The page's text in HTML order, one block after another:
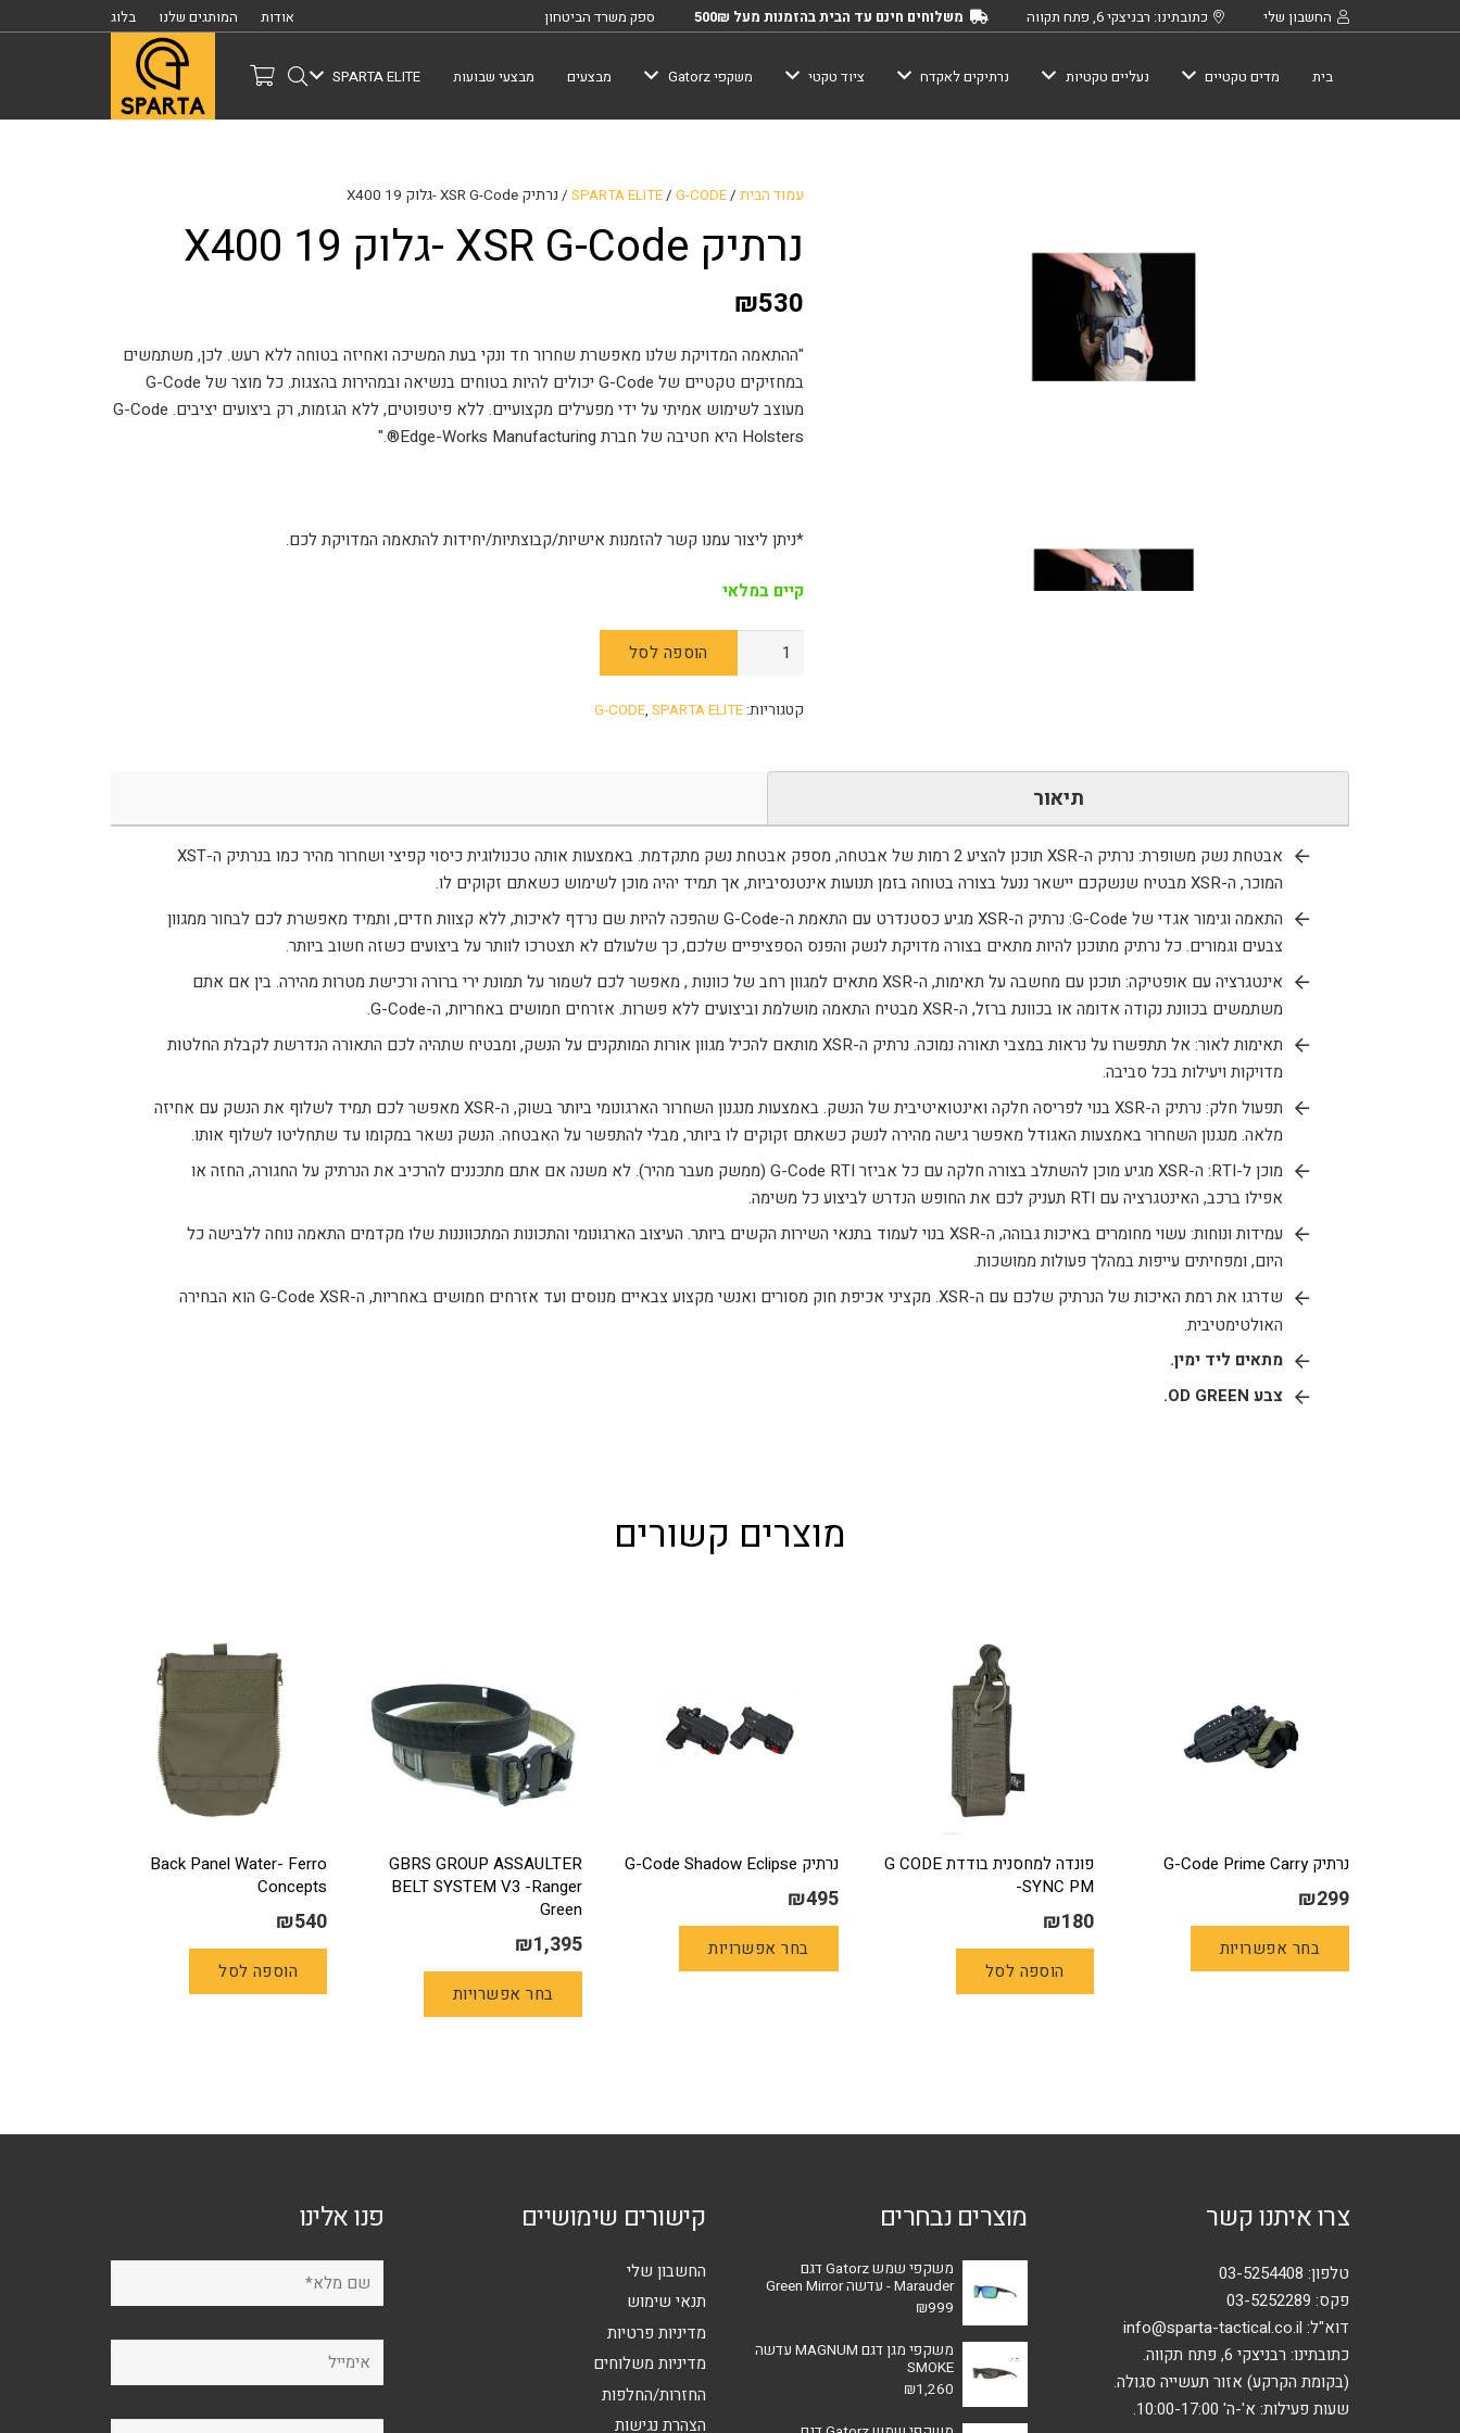
החשבון שלי כתובתינו: רבניצקי 6, פתח תקווה משלוחים חינם עד הבית בהזמנות מעל 500₪ ספק משרד הביטחון אודות המותגים שלנו בלוג
בית מדים טקטיים נעליים טקטיות נרתיקים לאקדח ציוד טקטי משקפי Gatorz מבצעים מבצעי שבועות SPARTA ELITE
עמוד הבית/
SPARTA ELITE/G-CODE / נרתיק XSR G-Code -גלוק 19 X400
נרתיק XSR G-Code -גלוק 19 X400
₪530
"ההתאמה המדויקת שלנו מאפשרת שחרור חד ונקי בעת המשיכה ואחיזה בטוחה ללא רעש. לכן, משתמשים
במחזיקים טקטיים של G-Code יכולים להיות בטוחים בנשיאה ובמהירות בהצגות. כל מוצר של G-Code
מעוצב לשימוש אמיתי על ידי מפעילים מקצועיים. ללא פיטפוטים, ללא הגזמות, רק ביצועים יציבים. G-Code
Holsters היא חטיבה של חברת Edge-Works Manufacturing®."
*ניתן ליצור עמנו קשר להזמנות אישיות/קבוצתיות/יחידות להתאמה המדויקת לכם.
קיים במלאי
Code
גלוק
הוספה לסל
קטגוריות: G-CODE,SPARTA ELITE
תיאור
אבטחת נשק משופרת: נרתיק ה-XSR תוכנן להציע 2 רמות של אבטחה, מספק אבטחת נשק מתקדמת. באמצעות אותה טכנולוגית כיסוי קפיצי ושחרור מהיר כמו בנרתיק ה-
XST
המוכר, ה-XSR מבטיח שנשקכם יישאר ננעל בצורה בטוחה בזמן תנועות אינטנסיביות, אך תמיד יהיה מוכן לשימוש כשאתם זקוקים לו.
התאמה וגימור אגדי של G-Code: נרתיק ה-XSR מגיע כסטנדרט עם התאמת ה-G-Code שהפכה להיות שם נרדף לאיכות, ללא קצוות חדים, ותמיד מאפשרת לכם לבחור ממגוון
צבעים וגמורים. כל נרתיק מתוכנן להיות מתאים בצורה מדויקת לנשק והפנס הספציפיים שלכם, כך שלעולם לא תצטרכו לוותר על ביצועים כשזה חשוב ביותר.
אינטגרציה עם אופטיקה: תוכנן עם מחשבה על תאימות, ה-XSR מתאים למגוון רחב של כוונות , מאפשר לכם לשמור על תמונת ירי ברורה ורכישת מטרות מהירה. בין אם אתם
משתמשים בכוונת נקודה אדומה או בכוונת ברזל, ה-XSR מבטיח התאמה מושלמת וביצועים ללא פשרות. אזרחים חמושים באחריות, ה-G-Code.
תאימות לאור: אל תתפשרו על נראות במצבי תאורה נמוכה. נרתיק ה-XSR מותאם להכיל מגוון אורות המותקנים על הנשק, ומבטיח שתהיה לכם התאורה הנדרשת לקבלת החלטות
מדויקות ויעילות בכל סביבה.
תפעול חלק: נרתיק ה-XSR בנוי לפריסה חלקה ואינטואיטיבית של הנשק. באמצעות מנגנון השחרור הארגונומי ביותר בשוק, ה-XSR מאפשר לכם תמיד לשלוף את הנשק עם אחיזה
מלאה. מנגנון השחרור באמצעות האגודל מאפשר גישה מהירה לנשק כשאתם זקוקים לו ביותר, מבלי להתפשר על האבטחה. הנשק נשאר במקומו עד שתחליטו לשלוף אותו.
מוכן ל-RTI: ה-XSR מגיע מוכן להשתלב בצורה חלקה עם כל אביזר G-Code RTI (ממשק מעבר מהיר). לא משנה אם אתם מתכננים להרכיב את הנרתיק על החגורה, החזה או
אפילו ברכב, האינטגרציה עם RTI תעניק לכם את החופש הנדרש לביצוע כל משימה.
עמידות ונוחות: עשוי מחומרים באיכות גבוהה, ה-XSR בנוי לעמוד בתנאי השירות הקשים ביותר. העיצוב הארגונומי והתכונות המתכווננות שלו מקדמים התאמה נוחה ללבישה כל
היום, ומפחיתים עייפות במהלך פעולות ממושכות.
שדרגו את רמת האיכות של הנרתיק שלכם עם ה-XSR. מקציני אכיפת חוק מסורים ואנשי מקצוע צבאיים מנוסים ועד אזרחים חמושים באחריות, ה-G-Code XSR הוא הבחירה
האולטימטיבית.
מתאים ליד ימין.
צבע OD GREEN.
מוצרים קשורים
נרתיק G-Code Prime Carry
₪299
בחר אפשרויות
האפשרויות
פונדה למחסנית בודדת G CODE
-SYNC PM
₪180
הוספה לסל
נרתיק G-Code Shadow Eclipse
₪495
בחר אפשרויות
האפשרויות
GBRS GROUP ASSAULTER
BELT SYSTEM V3 -Ranger
Green
₪1,395
בחר אפשרויות
לבחור
בעמוד
Back Panel Water- Ferro
Concepts
₪540
הוספה לסל
צרו איתנו קשר
טלפון: 03-5254408
פקס: 03-5252289
דוא"ל: info@sparta-tactical.co.il
כתובתינו: רבניצקי 6, פתח תקווה.
(בקומת הקרקע) אזור תעשייה סגולה.
שעות פעילות: א'-ה' 10:00-17:00.
מוצרים נבחרים
משקפי שמש Gatorz דגם
Marauder - עדשה Green Mirror
₪999
משקפי מגן דגם MAGNUM עדשה
SMOKE
₪1,260
קישורים שימושיים
החשבון שלי
תנאי שימוש
מדיניות פרטיות
מדיניות משלוחים
החזרות/החלפות
הצהרת נגישות
פנו אלינו